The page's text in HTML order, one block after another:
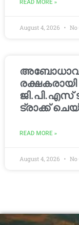
READ MORE »
August 4, 2026
ജി.പി.എസ്
ട്രാക്ക്
READ MORE »
August 4, 2026